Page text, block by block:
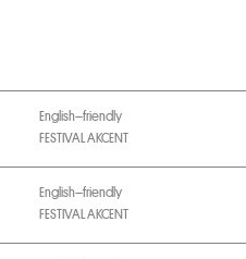
English–friendly
FESTIVAL AKCENT
English–friendly
FESTIVAL AKCENT